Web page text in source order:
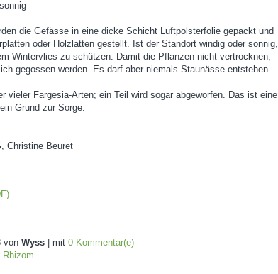
die Gefässe in eine dicke Schicht Luftpolsterfolie gepackt und
oder Holzlatten gestellt. Ist der Standort windig oder sonnig,
Wintervlies zu schützen. Damit die Pflanzen nicht vertrocknen,
gegossen werden. Es darf aber niemals Staunässe entstehen.
vieler Fargesia-Arten; ein Teil wird sogar abgeworfen. Das ist eine
Grund zur Sorge.
Christine Beuret
von Wyss | mit 0 Kommentar(e)
Rhizom